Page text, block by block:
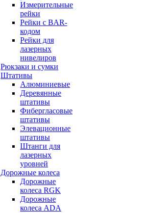
Измерительные
рейки
Рейки с BAR-
кодом
Рейки для
лазерных
нивелиров
Рюкзаки и сумки
Штативы
Алюминиевые
Деревянные
штативы
Фибергласовые
штативы
Элевационные
штативы
Штанги для
лазерных
уровней
Дорожные колеса
Дорожные
колеса RGK
Дорожные
колеса ADA